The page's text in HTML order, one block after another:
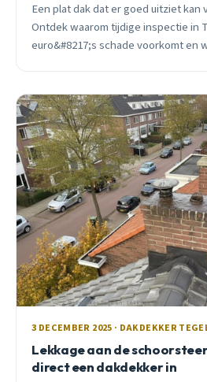
Een plat dak dat er goed uitziet kan
Ontdek waarom tijdige inspectie in
euro&#8217;s schade voorkomt en
3 DECEMBER 2025 · DAKDEKKER
Lekkage aan de
direct een dakdekker in